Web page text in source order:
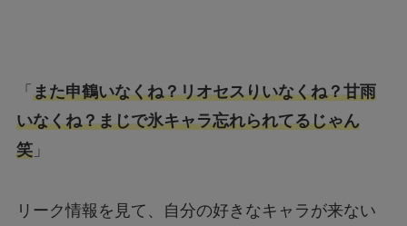
「 また申鶴いなくね？リオセスりいなくね？甘雨
いなくね？まじで氷キャラ忘れられてるじゃん
笑」
リーク情報を見て、自分の好きなキャラが来ない